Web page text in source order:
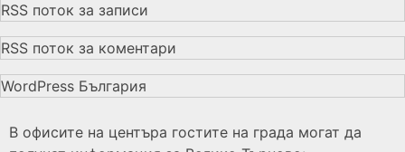
RSS поток за записи
RSS поток за коментари
WordPress България
В офисите на центъра гостите на града могат да